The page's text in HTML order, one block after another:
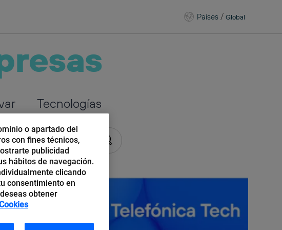
Países /Global
Tecnologías
o apartado del
con fines técnicos,
publicidad
hábitos de navegación.
clicando
consentimiento en
obtener